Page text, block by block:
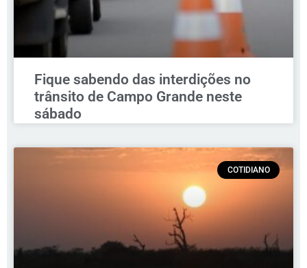
Fique sabendo das interdições no
trânsito de Campo Grande neste
sábado
COTIDIANO